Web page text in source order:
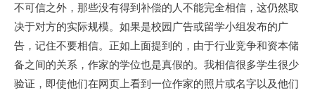
不可信之外，那些没有得到补偿的人不能完全相信，这仍然取
决于对方的实际规模。如果是校园广告或留学小组发布的广
告，记住不要相信。正如上面提到的，由于行业竞争和资本储
备之间的关系，作家的学位也是真假的。我相信很多学生很少
验证，即使他们在网页上看到一位作家的照片或名字以及他们